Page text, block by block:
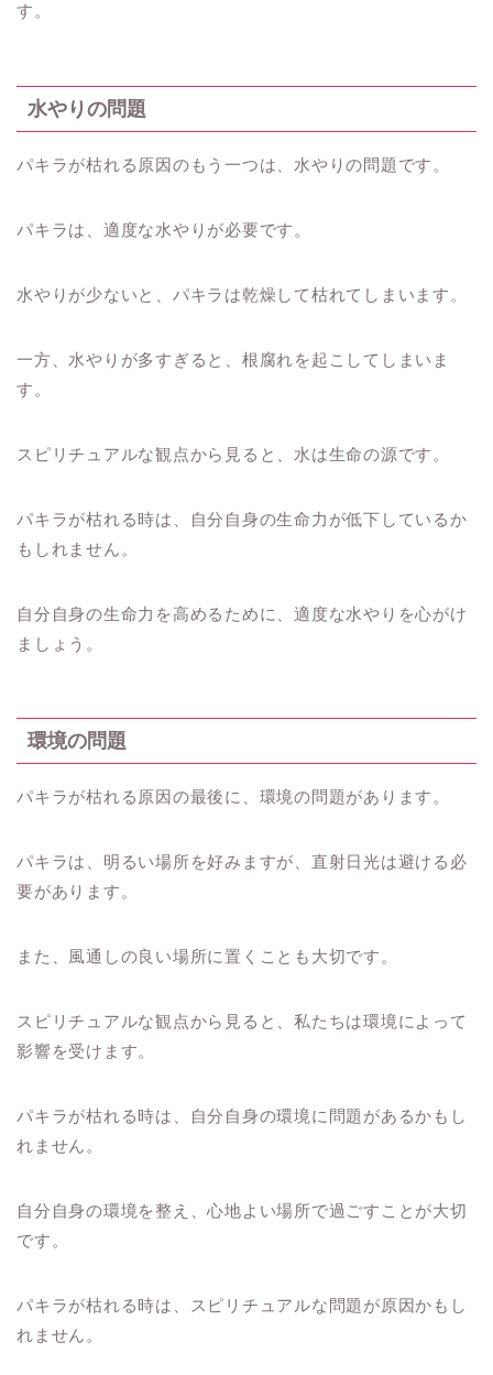
す。
水やりの問題
パキラが枯れる原因のもう一つは、水やりの問題です。
パキラは、適度な水やりが必要です。
水やりが少ないと、パキラは乾燥して枯れてしまいます。
一方、水やりが多すぎると、根腐れを起こしてしまいま
す。
スピリチュアルな観点から見ると、水は生命の源です。
パキラが枯れる時は、自分自身の生命力が低下しているか
もしれません。
自分自身の生命力を高めるために、適度な水やりを心がけ
ましょう。
環境の問題
パキラが枯れる原因の最後に、環境の問題があります。
パキラは、明るい場所を好みますが、直射日光は避ける必
要があります。
また、風通しの良い場所に置くことも大切です。
スピリチュアルな観点から見ると、私たちは環境によって
影響を受けます。
パキラが枯れる時は、自分自身の環境に問題があるかもし
れません。
自分自身の環境を整え、心地よい場所で過ごすことが大切
です。
パキラが枯れる時は、スピリチュアルな問題が原因かもし
れません。